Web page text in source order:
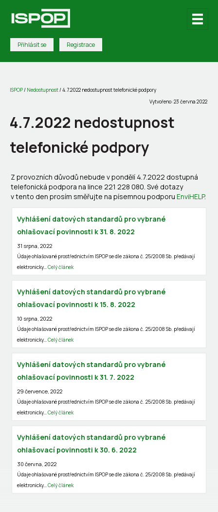
Přihlásit se Registrace
ISPOP/ Nedostupnost/4.7.2022 nedostupnost telefonické podpory
Vytvořeno: 23 června 2022
4.7.2022 nedostupnost
telefonické podpory
Z provozních důvodů nebude v pondělí 4.7.2022 dostupná
telefonická podpora na lince 221 228 080. Své dotazy
v tento den prosím směřujte na písemnou podporu EnviHELP.
Vyhlášení datových standardů pro vybrané
ohlašovací povinnosti k 31. 8. 2022
31 srpna, 2022
Údaje ohlašované prostřednictvím ISPOP se dle zákona č. 25/2008 Sb. předávají
elektronicky…Celý článek
Vyhlášení datových standardů pro vybrané
ohlašovací povinnosti k 15. 8. 2022
10 srpna, 2022
Údaje ohlašované prostřednictvím ISPOP se dle zákona č. 25/2008 Sb. předávají
elektronicky…Celý článek
Vyhlášení datových standardů pro vybrané
ohlašovací povinnosti k 31. 7. 2022
29 července, 2022
Údaje ohlašované prostřednictvím ISPOP se dle zákona č. 25/2008 Sb. předávají
elektronicky…Celý článek
Vyhlášení datových standardů pro vybrané
ohlašovací povinnosti k 30. 6. 2022
30 června, 2022
Údaje ohlašované prostřednictvím ISPOP se dle zákona č. 25/2008 Sb. předávají
elektronicky…Celý článek